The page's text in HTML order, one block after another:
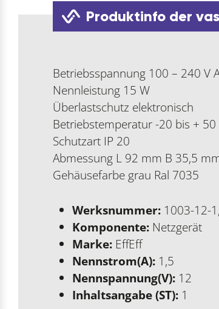
Produktinfo der
Betriebsspannung 100 – 240 V
Nennleistung 15 W
Überlastschutz elektronisch
Betriebstemperatur -20 bis + 50
Schutzart IP 20
Abmessung L 92 mm B 35,5
Gehäusefarbe grau Ral 7035
Werksnummer: 1003-12-
Komponente: Netzgerät
Marke: EffEff
Nennstrom(A): 1,5
Nennspannung(V): 12
Inhaltsangabe (ST): 1